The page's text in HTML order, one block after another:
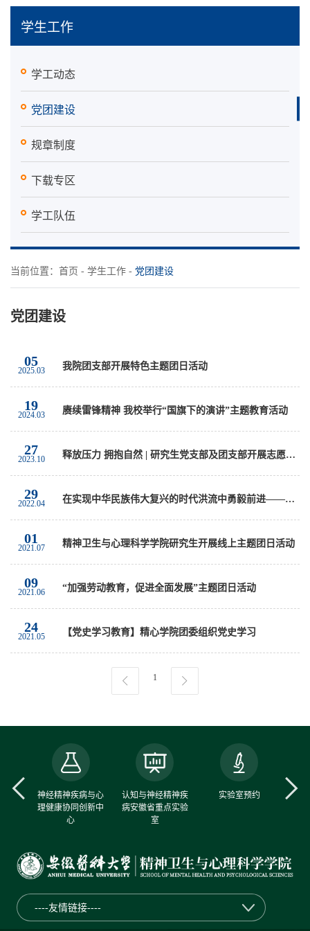
学生工作
学工动态
党团建设
规章制度
下载专区
学工队伍
当前位置： 首页 - 学生工作 - 党团建设
党团建设
05
2025.03 我院团支部开展特色主题团日活动
19
2024.03 赓续雷锋精神 我校举行“国旗下的演讲”主题教育活动
27
2023.10 释放压力 拥抱自然 | 研究生党支部及团支部开展志愿活动
29
2022.04 在实现中华民族伟大复兴的时代洪流中勇毅前进——热议习近平总书记考察中国人民大学重要讲话精神
01
2021.07 精神卫生与心理科学学院研究生开展线上主题团日活动
09
2021.06 “加强劳动教育，促进全面发展”主题团日活动
24
2021.05 【党史学习教育】精心学院团委组织党史学习
1
心
神经精神疾病与心
理健康协同创新中
心
认知与神经精神疾
病安徽省重点实验
室
实验室预约
----友情链接----